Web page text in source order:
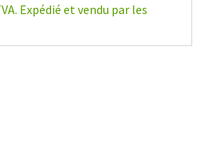
Expédié et vendu par les